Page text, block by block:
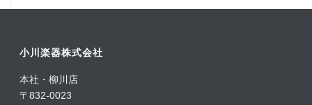
小川楽器株式会社
本社・柳川店
〒832-0023